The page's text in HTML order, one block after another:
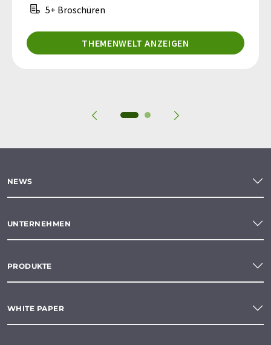
5+ Broschüren
THEMENWELT ANZEIGEN
NEWS
UNTERNEHMEN
PRODUKTE
WHITE PAPER